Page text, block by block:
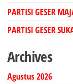
PARTISI GESER
PARTISI GESER
Archives
Agustus 2026